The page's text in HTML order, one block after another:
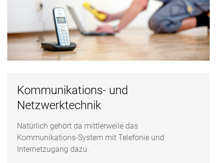
Kommunikations- und
Netzwerktechnik
Natürlich gehört da mittlerweile das
Kommunikations-System mit Telefonie und
Internetzugang dazu.